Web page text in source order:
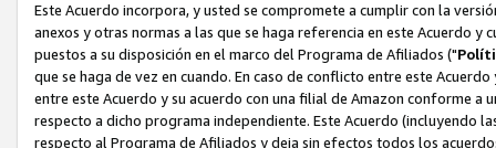
Este Acuerdo incorpora, y usted se compromete a cumplir con la
anexos y otras normas a las que se haga referencia en este Acuerdo
puestos a su disposición en el marco del Programa de Afiliados ("
que se haga de vez en cuando. En caso de conflicto entre este
entre este Acuerdo y su acuerdo con una filial de Amazon conforme
respecto a dicho programa independiente. Este Acuerdo (incluyendo
respecto al Programa de Afiliados y deja sin efectos todos los